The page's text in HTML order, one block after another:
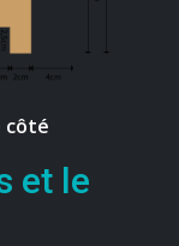
côté
et le